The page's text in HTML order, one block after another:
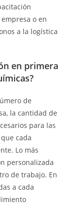
o en
a la logística
en primera
de
la cantidad de
para las
cada
Lo más
personalizada
de trabajo. En
a cada